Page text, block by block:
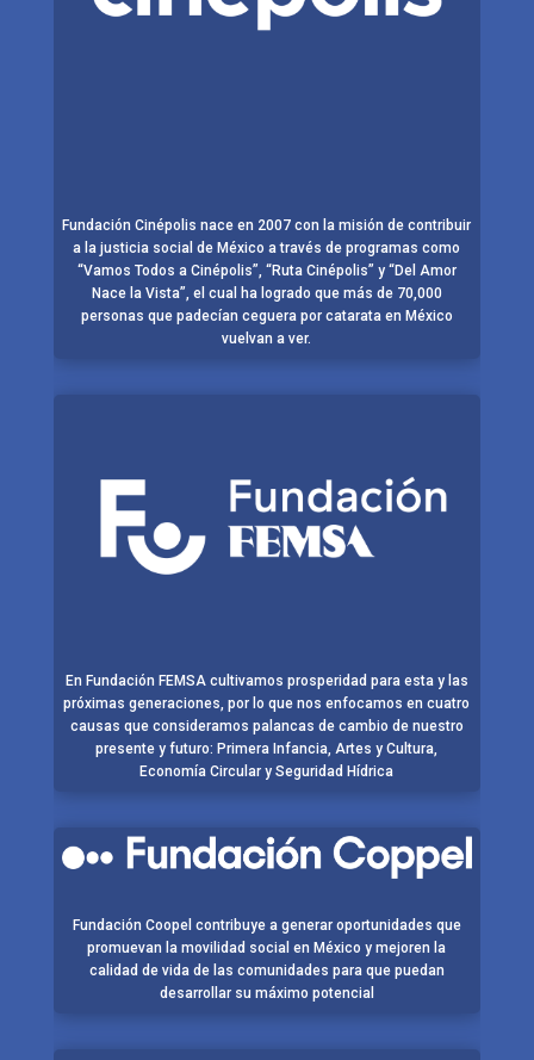
Fundación Cinépolis nace en 2007 con la misión de contribuir
a la justicia social de México a través de programas como
“Vamos Todos a Cinépolis”, “Ruta Cinépolis” y “Del Amor
Nace la Vista”, el cual ha logrado que más de 70,000
personas que padecían ceguera por catarata en México
vuelvan a ver.
En Fundación FEMSA cultivamos prosperidad para esta y las
próximas generaciones, por lo que nos enfocamos en cuatro
causas que consideramos palancas de cambio de nuestro
presente y futuro: Primera Infancia, Artes y Cultura,
Economía Circular y Seguridad Hídrica
Fundación Coopel contribuye a generar oportunidades que
promuevan la movilidad social en México y mejoren la
calidad de vida de las comunidades para que puedan
desarrollar su máximo potencial